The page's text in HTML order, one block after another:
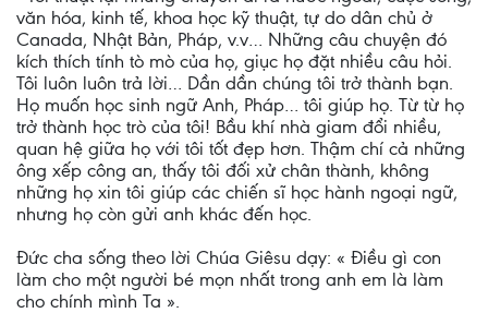
văn hóa, kinh tế, khoa học kỹ thuật, tự do dân chủ ở
Canada, Nhật Bản, Pháp, v.v… Những câu chuyện đó
kích thích tính tò mò của họ, giục họ đặt nhiều câu hỏi.
Tôi luôn luôn trả lời… Dần dần chúng tôi trở thành bạn.
Họ muốn học sinh ngữ Anh, Pháp… tôi giúp họ. Từ từ họ
trở thành học trò của tôi! Bầu khí nhà giam đổi nhiều,
quan hệ giữa họ với tôi tốt đẹp hơn. Thậm chí cả những
ông xếp công an, thấy tôi đối xử chân thành, không
những họ xin tôi giúp các chiến sĩ học hành ngoại ngữ,
nhưng họ còn gửi anh khác đến học.
Ðức cha sống theo lời Chúa Giêsu dạy: « Điều gì con
làm cho một người bé mọn nhất trong anh em là làm
cho chính mình Ta ».